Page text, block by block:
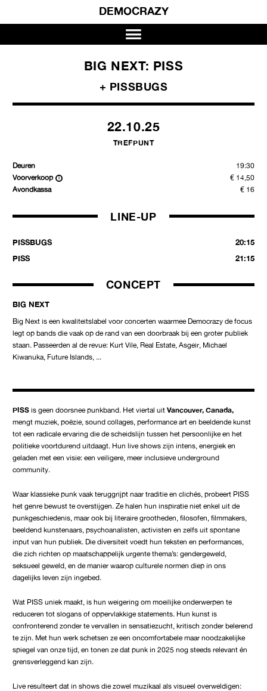
DEMOCRAZY
PISS is geen doorsnee punkband. Het viertal uit Vancouver, Canada,
mengt muziek, poëzie, sound collages, performance art en beeldende kunst
tot een radicale ervaring die de scheidslijn tussen het persoonlijke en het
politieke voortdurend uitdaagt. Hun live shows zijn intens, energiek en
geladen met een visie: een veiligere, meer inclusieve underground
community.
Waar klassieke punk vaak teruggrijpt naar traditie en clichés, probeert PISS
het genre bewust te overstijgen. Ze halen hun inspiratie niet enkel uit de
punkgeschiedenis, maar ook bij literaire grootheden, filosofen, filmmakers,
beeldend kunstenaars, psychoanalisten, activisten en zelfs uit spontane
input van hun publiek. Die diversiteit voedt hun teksten en performances,
die zich richten op maatschappelijk urgente thema’s: gendergeweld,
seksueel geweld, en de manier waarop culturele normen diep in ons
dagelijks leven zijn ingebed.
Wat PISS uniek maakt, is hun weigering om moeilijke onderwerpen te
reduceren tot slogans of oppervlakkige statements. Hun kunst is
confronterend zonder te vervallen in sensatiezucht, kritisch zonder belerend
te zijn. Met hun werk schetsen ze een oncomfortabele maar noodzakelijke
spiegel van onze tijd, en tonen ze dat punk in 2025 nog steeds relevant én
grensverleggend kan zijn.
Live resulteert dat in shows die zowel muzikaal als visueel overweldigen:
BIG NEXT: PISS
+ PISSBUGS
22.10.25
TREFPUNT
Deuren
19:30
Voorverkoop
€ 14,50
Avondkassa
€ 16
LINE-UP
PISSBUGS
20:15
PISS
21:15
CONCEPT
BIG NEXT
Big Next is een kwaliteitslabel voor concerten waarmee Democrazy de focus
legt op bands die vaak op de rand van een doorbraak bij een groter publiek
staan. Passeerden al de revue: Kurt Vile, Real Estate, Asgeir, Michael
Kiwanuka, Future Islands, ...